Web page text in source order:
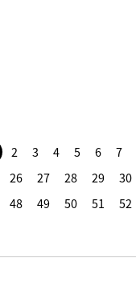
2 3 4 5 6 7
26 27 28 29 30
48 49 50 51 52